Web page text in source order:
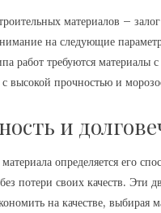
материалов –
на следующие
работ требуются
высокой прочностью и
и
определяется его
потери своих качеств. Эти
на качестве,